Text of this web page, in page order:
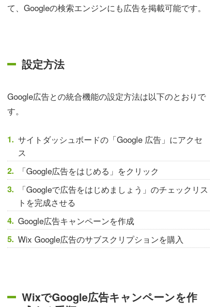
て、Googleの検索エンジンにも広告を掲載可能です。
設定方法
Google広告との統合機能の設定方法は以下のとおりで
す。
サイトダッシュボードの「Google 広告」にアクセ
ス
「Google広告をはじめる」をクリック
「Googleで広告をはじめましょう」のチェックリス
トを完成させる
Google広告キャンペーンを作成
Wix Google広告のサブスクリプションを購入
WixでGoogle広告キャンペーンを作